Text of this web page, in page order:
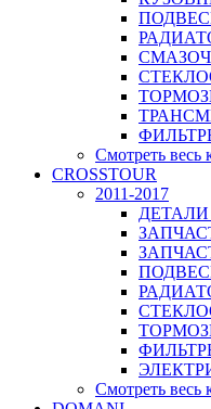
Смотреть весь
CROSSTOUR
2011-2017
Смотреть весь